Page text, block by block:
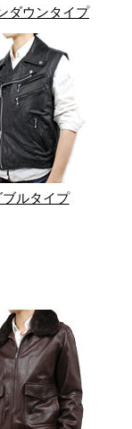
ダウンタイプ
ブルタイプ